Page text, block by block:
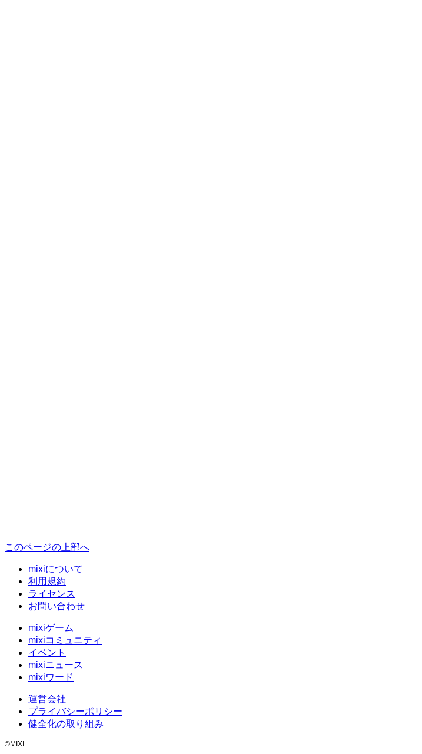
このページの上部へ
mixiについて
利用規約
ライセンス
お問い合わせ
mixiゲーム
mixiコミュニティ
イベント
mixiニュース
mixiワード
運営会社
プライバシーポリシー
健全化の取り組み
©MIXI